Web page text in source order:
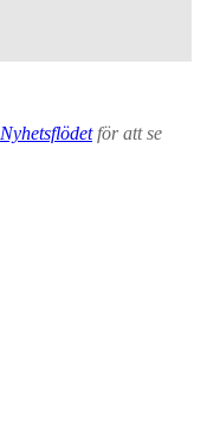
Nyhetsflödetför att se